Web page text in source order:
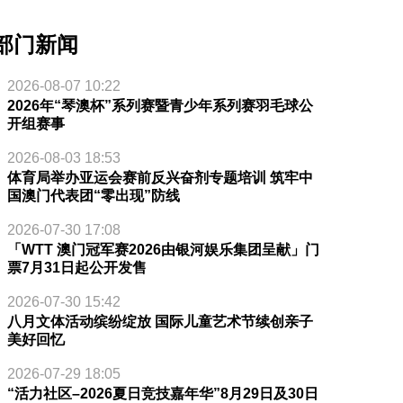
门新闻
2026-08-07 10:22
2026年“琴澳杯”系列赛暨青少年系列赛羽毛球公
开组赛事
2026-08-03 18:53
体育局举办亚运会赛前反兴奋剂专题培训 筑牢中
国澳门代表团“零出现”防线
2026-07-30 17:08
「WTT 澳门冠军赛2026由银河娱乐集团呈献」门
票7月31日起公开发售
2026-07-30 15:42
八月文体活动缤纷绽放 国际儿童艺术节续创亲子
美好回忆
2026-07-29 18:05
“活力社区–2026夏日竞技嘉年华”8月29日及30日